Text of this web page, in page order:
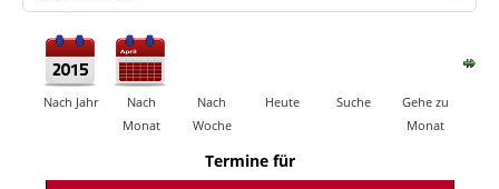
Nach Jahr
Nach
Monat
Nach
Woche
Heute Suche
Gehe zu
Monat
Termine für